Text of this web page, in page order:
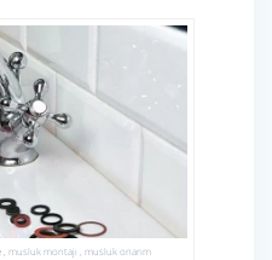
musluk montajı , musluk onarım